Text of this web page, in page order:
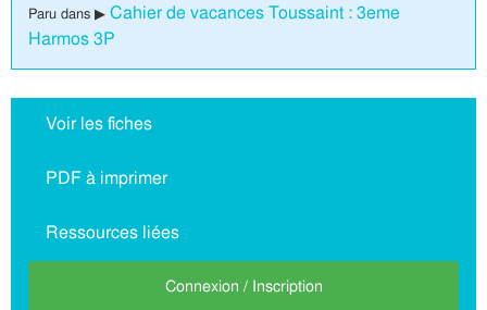
Paru dans ▶ Cahier de vacances Toussaint : 3eme
Harmos 3P
Voir les fiches
PDF à imprimer
Ressources liées
Connexion / Inscription